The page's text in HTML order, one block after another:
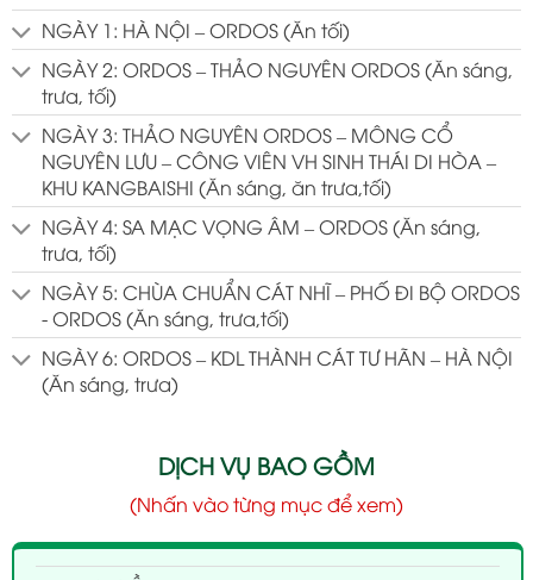
NGÀY 1: HÀ NỘI – ORDOS (Ăn tối)
NGÀY 2: ORDOS – THẢO NGUYÊN ORDOS (Ăn sáng,
trưa, tối)
NGÀY 3: THẢO NGUYÊN ORDOS – MÔNG CỔ
NGUYÊN LƯU – CÔNG VIÊN VH SINH THÁI DI HÒA –
KHU KANGBAISHI (Ăn sáng, ăn trưa,tối)
NGÀY 4: SA MẠC VỌNG ÂM – ORDOS (Ăn sáng,
trưa, tối)
NGÀY 5: CHÙA CHUẨN CÁT NHĨ – PHỐ ĐI BỘ ORDOS
- ORDOS (Ăn sáng, trưa,tối)
NGÀY 6: ORDOS – KDL THÀNH CÁT TƯ HÃN – HÀ NỘI
(Ăn sáng, trưa)
DỊCH VỤ BAO GỒM
(Nhấn vào từng mục để xem)